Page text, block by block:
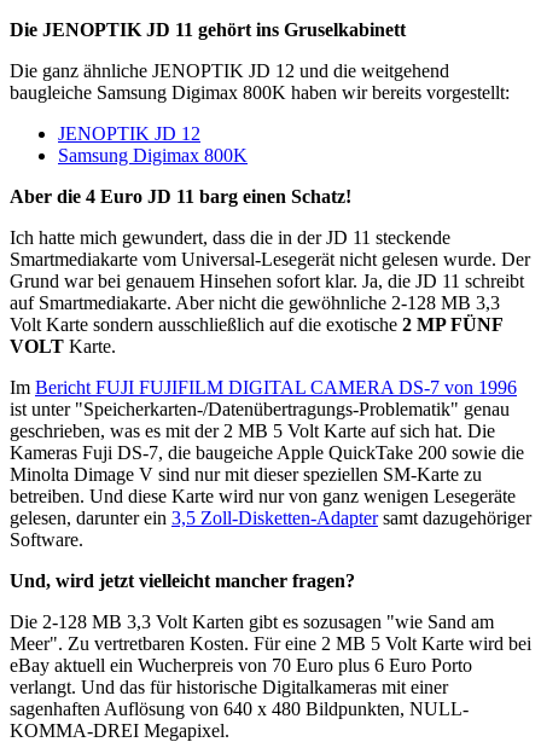
Die JENOPTIK JD 11 gehört ins Gruselkabinett
Die ganz ähnliche JENOPTIK JD 12 und die weitgehend
baugleiche Samsung Digimax 800K haben wir bereits vorgestellt:
JENOPTIK JD 12
Samsung Digimax 800K
Aber die 4 Euro JD 11 barg einen Schatz!
Ich hatte mich gewundert, dass die in der JD 11 steckende
Smartmediakarte vom Universal-Lesegerät nicht gelesen wurde. Der
Grund war bei genauem Hinsehen sofort klar. Ja, die JD 11 schreibt
auf Smartmediakarte. Aber nicht die gewöhnliche 2-128 MB 3,3
Volt Karte sondern ausschließlich auf die exotische 2 MP FÜNF
VOLT Karte.
Im Bericht FUJI FUJIFILM DIGITAL CAMERA DS-7 von 1996
ist unter "Speicherkarten-/Datenübertragungs-Problematik" genau
geschrieben, was es mit der 2 MB 5 Volt Karte auf sich hat. Die
Kameras Fuji DS-7, die baugeiche Apple QuickTake 200 sowie die
Minolta Dimage V sind nur mit dieser speziellen SM-Karte zu
betreiben. Und diese Karte wird nur von ganz wenigen Lesegeräte
gelesen, darunter ein 3,5 Zoll-Disketten-Adaptersamt dazugehöriger
Software.
Und, wird jetzt vielleicht mancher fragen?
Die 2-128 MB 3,3 Volt Karten gibt es sozusagen "wie Sand am
Meer". Zu vertretbaren Kosten. Für eine 2 MB 5 Volt Karte wird bei
eBay aktuell ein Wucherpreis von 70 Euro plus 6 Euro Porto
verlangt. Und das für historische Digitalkameras mit einer
sagenhaften Auflösung von 640 x 480 Bildpunkten, NULL-
KOMMA-DREI Megapixel.